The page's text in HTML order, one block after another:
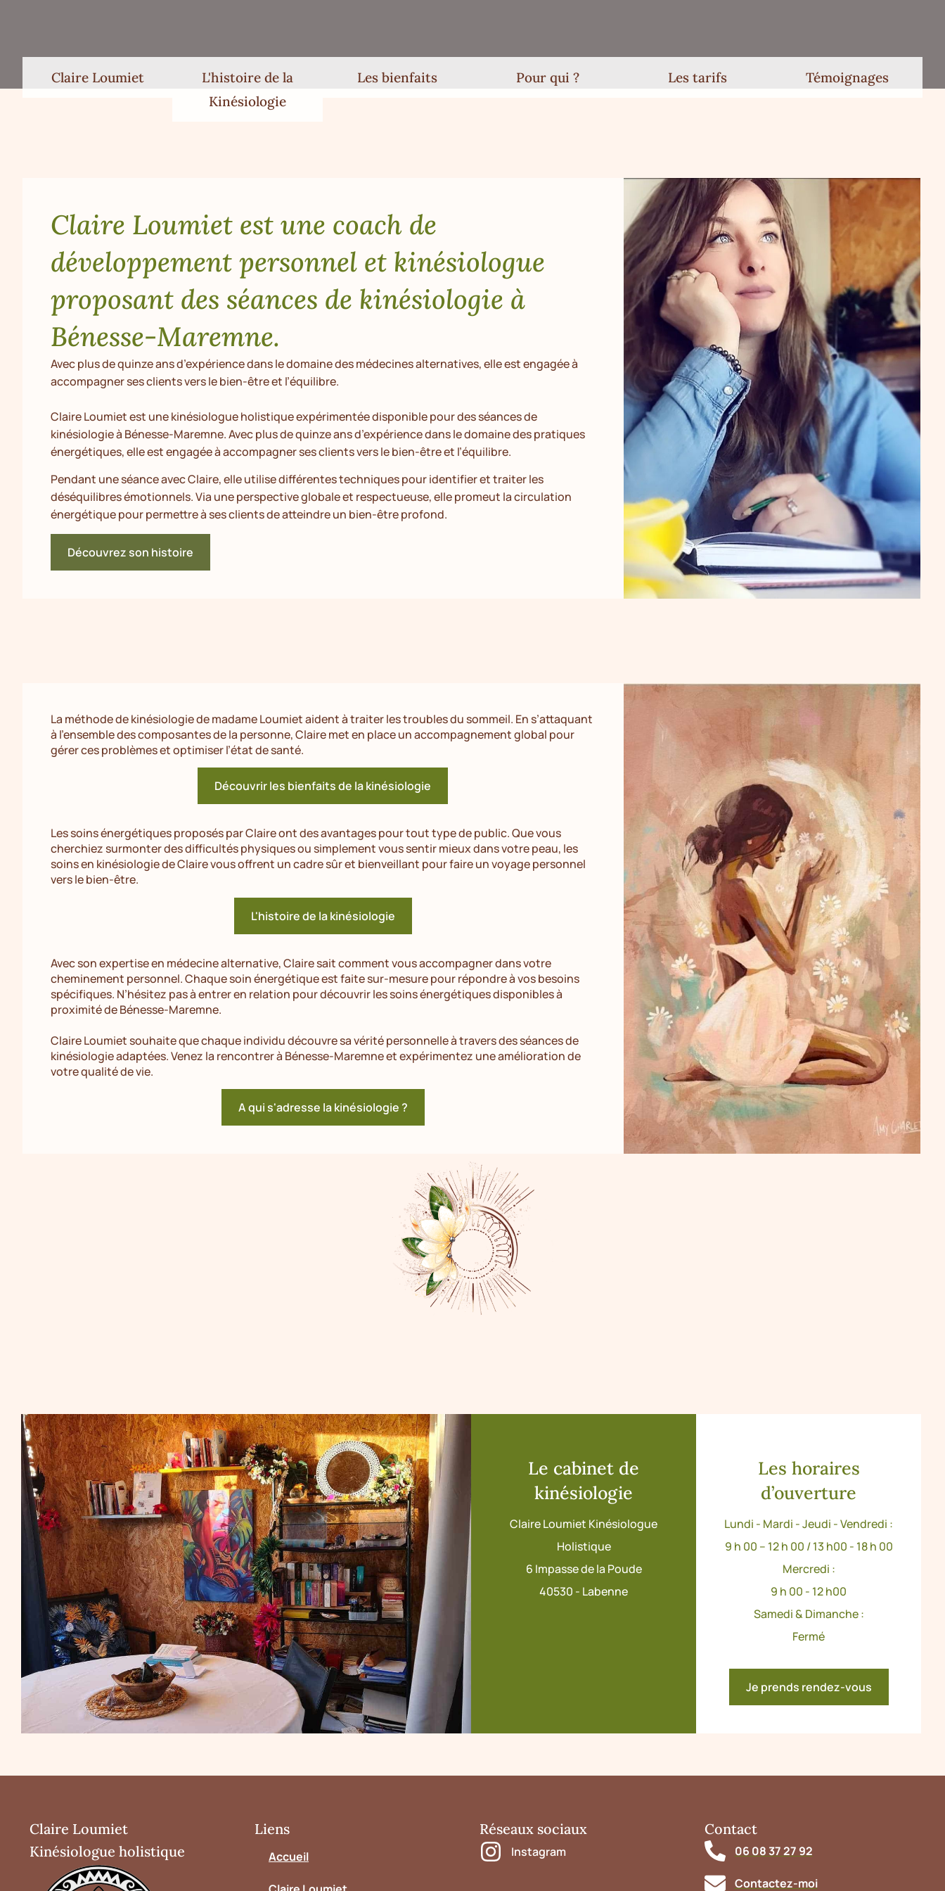
Claire Loumiet
L'histoire de la
Kinésiologie
Les bienfaits Pour qui ? Les tarifs Témoignages
Claire Loumiet est une coach de
développement personnel et kinésiologue
proposant des séances de kinésiologie à
Bénesse-Maremne.
Avec plus de quinze ans d’expérience dans le domaine des médecines alternatives, elle est engagée à
accompagner ses clients vers le bien-être et l’équilibre.
Claire Loumiet est une kinésiologue holistique expérimentée disponible pour des séances de
kinésiologie à Bénesse-Maremne. Avec plus de quinze ans d’expérience dans le domaine des pratiques
énergétiques, elle est engagée à accompagner ses clients vers le bien-être et l’équilibre.
Pendant une séance avec Claire, elle utilise différentes techniques pour identifier et traiter les
déséquilibres émotionnels. Via une perspective globale et respectueuse, elle promeut la circulation
énergétique pour permettre à ses clients de atteindre un bien-être profond.
Découvrez son histoire
La méthode de kinésiologie de madame Loumiet aident à traiter les troubles du sommeil. En s’attaquant
à l’ensemble des composantes de la personne, Claire met en place un accompagnement global pour
gérer ces problèmes et optimiser l’état de santé.
Découvrir les bienfaits de la kinésiologie
Les soins énergétiques proposés par Claire ont des avantages pour tout type de public. Que vous
cherchiez surmonter des difficultés physiques ou simplement vous sentir mieux dans votre peau, les
soins en kinésiologie de Claire vous offrent un cadre sûr et bienveillant pour faire un voyage personnel
vers le bien-être.
L'histoire de la kinésiologie
Avec son expertise en médecine alternative, Claire sait comment vous accompagner dans votre
cheminement personnel. Chaque soin énergétique est faite sur-mesure pour répondre à vos besoins
spécifiques. N’hésitez pas à entrer en relation pour découvrir les soins énergétiques disponibles à
proximité de Bénesse-Maremne.
Claire Loumiet souhaite que chaque individu découvre sa vérité personnelle à travers des séances de
kinésiologie adaptées. Venez la rencontrer à Bénesse-Maremne et expérimentez une amélioration de
votre qualité de vie.
A qui s'adresse la kinésiologie ?
Le cabinet de
kinésiologie
Claire Loumiet Kinésiologue
Holistique
6 Impasse de la Poude
40530 - Labenne
Les horaires
d’ouverture
Lundi - Mardi - Jeudi - Vendredi :
9 h 00 – 12 h 00 / 13 h00 - 18 h 00
Mercredi :
9 h 00 - 12 h00
Samedi & Dimanche :
Fermé
Je prends rendez-vous
Claire Loumiet
Kinésiologue holistique
Liens
Accueil
Réseaux sociaux
Instagram
Contact
06 08 37 27 92
Contactez-moi